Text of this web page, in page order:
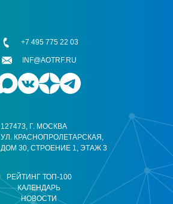
РЕЙТИНГ ТОП-100
КАЛЕНДАРЬ
НОВОСТИ
127473, Г. МОСКВА
УЛ. КРАСНОПРОЛЕТАРСКАЯ,
ДОМ 30, СТРОЕНИЕ 1, ЭТАЖ 3
+7 495 775 22 03
INF@AOTRF.RU